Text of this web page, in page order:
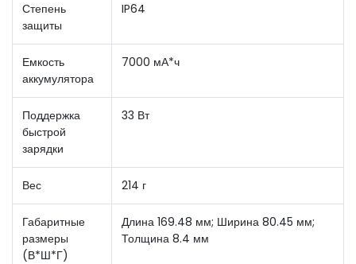
Степень
защиты
IP64
Емкость
аккумулятора
7000 мА*ч
Поддержка
быстрой
зарядки
33 Вт
Вес 214 г
Габаритные
размеры
(В*Ш*Г)
Длина 169.48 мм; Ширина 80.45 мм;
Толщина 8.4 мм